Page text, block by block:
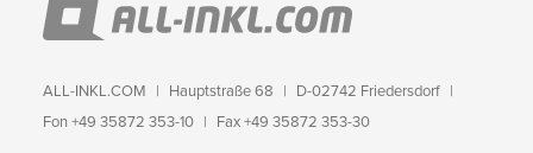
ALL-INKL.COM Hauptstraße 68
D-02742 Friedersdorf
Fon +49 35872 353-10
Fax +49 35872 353-30